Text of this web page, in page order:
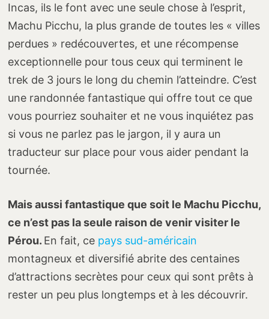
Incas, ils le font avec une seule chose à l’esprit,
Machu Picchu, la plus grande de toutes les « villes
perdues » redécouvertes, et une récompense
exceptionnelle pour tous ceux qui terminent le
trek de 3 jours le long du chemin l’atteindre. C’est
une randonnée fantastique qui offre tout ce que
vous pourriez souhaiter et ne vous inquiétez pas
si vous ne parlez pas le jargon, il y aura un
traducteur sur place pour vous aider pendant la
tournée.
Mais aussi fantastique que soit le Machu Picchu,
ce n’est pas la seule raison de venir visiter le
Pérou. En fait, ce pays sud-américain
montagneux et diversifié abrite des centaines
d’attractions secrètes pour ceux qui sont prêts à
rester un peu plus longtemps et à les découvrir.